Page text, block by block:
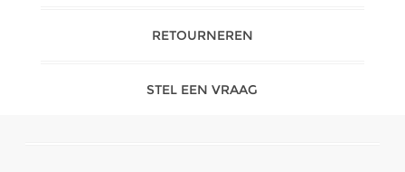
RETOURNEREN
STEL EEN VRAAG